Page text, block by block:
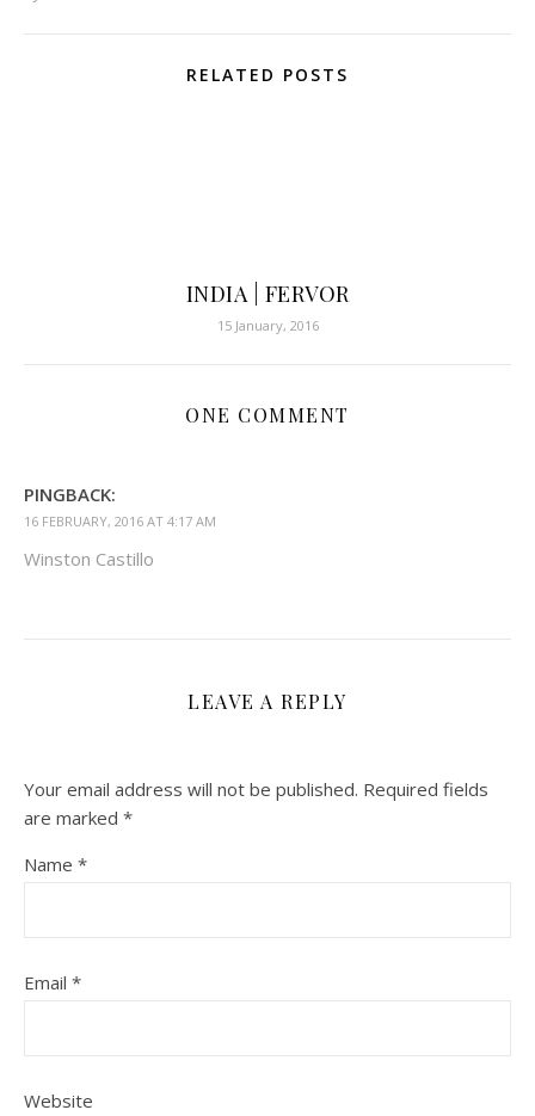
RELATED POSTS
INDIA | FERVOR
15 January, 2016
ONE COMMENT
PINGBACK:
16 FEBRUARY, 2016 AT 4:17 AM
Winston Castillo
LEAVE A REPLY
Your email address will not be published. Required fields
are marked *
Name *
Email *
Website